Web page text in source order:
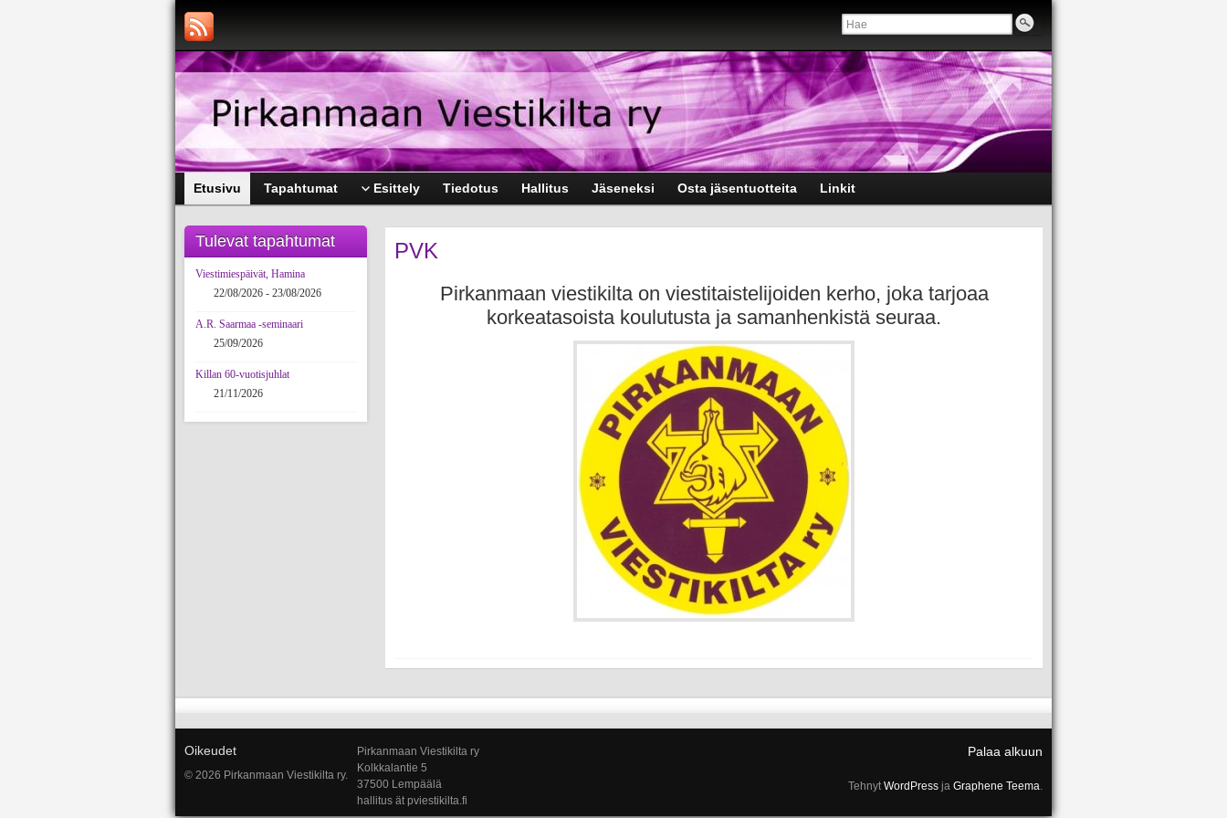
Etusivu Tapahtumat Esittely Tiedotus Hallitus Jäseneksi Osta jäsentuotteita Linkit
Tulevat tapahtumat
Viestimiespäivät, Hamina
22/08/2026 - 23/08/2026
A.R. Saarmaa -seminaari
25/09/2026
Killan 60-vuotisjuhlat
21/11/2026
PVK
Pirkanmaan viestikilta on viestitaistelijoiden kerho, joka tarjoaa
korkeatasoista koulutusta ja samanhenkistä seuraa.
Oikeudet
© 2026 Pirkanmaan Viestikilta ry.
Palaa alkuun
TehnytWordPress ja Graphene Teema.
Pirkanmaan Viestikilta ry
Kolkkalantie 5
37500 Lempäälä
hallitus ät pviestikilta.fi